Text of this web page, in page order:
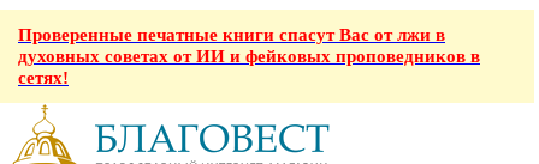
Проверенные печатные книги спасут Вас от лжи в
духовных советах от ИИ и фейковых проповедников в
сетях!